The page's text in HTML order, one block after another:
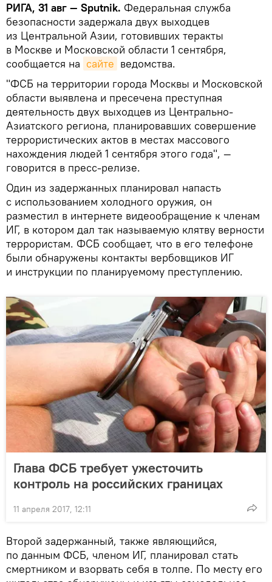
РИГА, 31 авг — Sputnik. Федеральная служба
безопасности задержала двух выходцев
из Центральной Азии, готовивших теракты
в Москве и Московской области 1 сентября,
сообщается на сайте ведомства.
"ФСБ на территории города Москвы и Московской
области выявлена и пресечена преступная
деятельность двух выходцев из Центрально-
Азиатского региона, планировавших совершение
террористических актов в местах массового
нахождения людей 1 сентября этого года", —
говорится в пресс-релизе.
Один из задержанных планировал напасть
с использованием холодного оружия, он
разместил в интернете видеообращение к членам
ИГ, в котором дал так называемую клятву верности
террористам. ФСБ сообщает, что в его телефоне
были обнаружены контакты вербовщиков ИГ
и инструкции по планируемому преступлению.
Глава ФСБ требует ужесточить
контроль на российских границах
11 апреля 2017, 12:11
Второй задержанный, также являющийся,
по данным ФСБ, членом ИГ, планировал стать
смертником и взорвать себя в толпе. По месту его